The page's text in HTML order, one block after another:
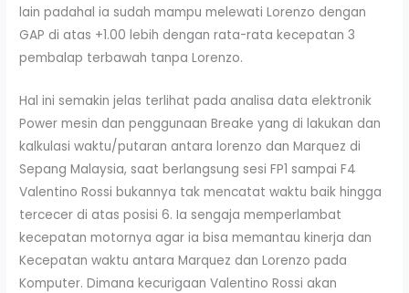
lain padahal ia sudah mampu melewati Lorenzo dengan
GAP di atas +1.00 lebih dengan rata-rata kecepatan 3
pembalap terbawah tanpa Lorenzo.
Hal ini semakin jelas terlihat pada analisa data elektronik
Power mesin dan penggunaan Breake yang di lakukan dan
kalkulasi waktu/putaran antara lorenzo dan Marquez di
Sepang Malaysia, saat berlangsung sesi FP1 sampai F4
Valentino Rossi bukannya tak mencatat waktu baik hingga
tercecer di atas posisi 6. Ia sengaja memperlambat
kecepatan motornya agar ia bisa memantau kinerja dan
Kecepatan waktu antara Marquez dan Lorenzo pada
Komputer. Dimana kecurigaan Valentino Rossi akan